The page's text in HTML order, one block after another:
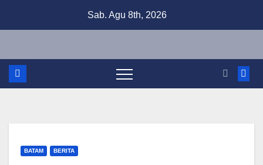
Sab. Agu 8th, 2026
BATAM BERITA